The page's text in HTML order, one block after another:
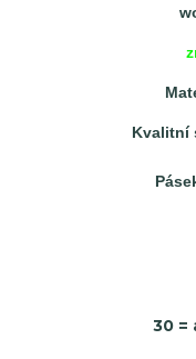
Kvalitní
30 =